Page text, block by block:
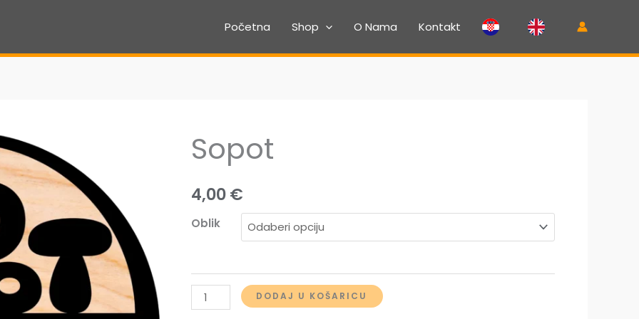
Početna Shop O Nama Kontakt
Sopot
4,00€
Oblik
Sopot
količina
DODAJ U KOŠARICU